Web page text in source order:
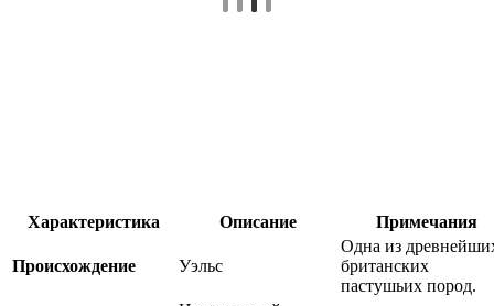
Характеристика Описание Примечания
Происхождение Уэльс
Одна из
британских
пастушьих пород.